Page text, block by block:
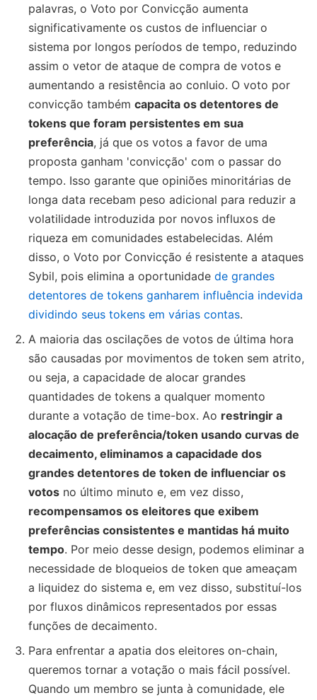
palavras, o Voto por Convicção aumenta
significativamente os custos de influenciar o
sistema por longos períodos de tempo, reduzindo
assim o vetor de ataque de compra de votos e
aumentando a resistência ao conluio. O voto por
convicção também capacita os detentores de
tokens que foram persistentes em sua
preferência, já que os votos a favor de uma
proposta ganham 'convicção' com o passar do
tempo. Isso garante que opiniões minoritárias de
longa data recebam peso adicional para reduzir a
volatilidade introduzida por novos influxos de
riqueza em comunidades estabelecidas. Além
disso, o Voto por Convicção é resistente a ataques
Sybil, pois elimina a oportunidade de grandes
detentores de tokens ganharem influência indevida
dividindo seus tokens em várias contas.
A maioria das oscilações de votos de última hora
são causadas por movimentos de token sem atrito,
ou seja, a capacidade de alocar grandes
quantidades de tokens a qualquer momento
durante a votação de time-box. Ao restringir a
alocação de preferência/token usando curvas de
decaimento, eliminamos a capacidade dos
grandes detentores de token de influenciar os
votos no último minuto e, em vez disso,
recompensamos os eleitores que exibem
preferências consistentes e mantidas há muito
tempo. Por meio desse design, podemos eliminar a
necessidade de bloqueios de token que ameaçam
a liquidez do sistema e, em vez disso, substituí-los
por fluxos dinâmicos representados por essas
funções de decaimento.
Para enfrentar a apatia dos eleitores on-chain,
queremos tornar a votação o mais fácil possível.
Quando um membro se junta à comunidade, ele